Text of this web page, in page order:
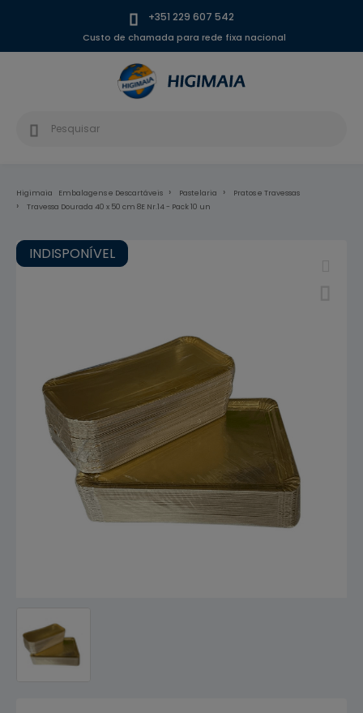
+351 229 607 542
Custo de chamada para rede fixa nacional
Higimaia Embalagens e Descartáveis Pastelaria
Pratos e Travessas
Travessa Dourada 40 x 50 cm 8E Nr.14 - Pack 10 un
INDISPONÍVEL